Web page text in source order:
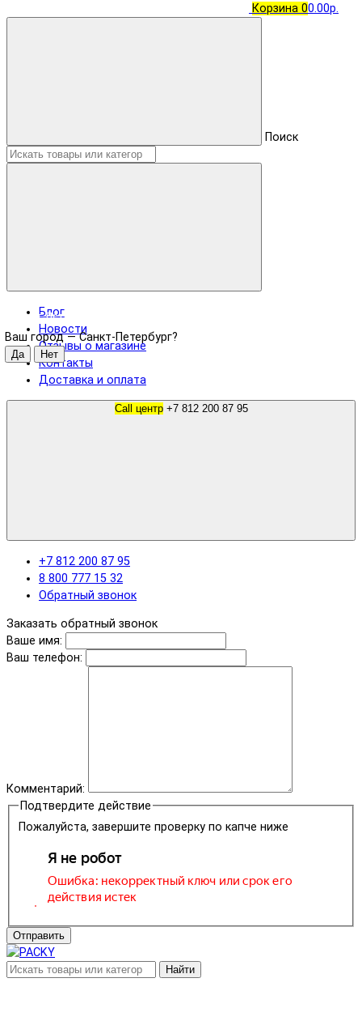
Корзина 00.00р.
Поиск
Санкт-Петербург
Ваш город —Санкт-Петербург?
Блог
Новости
Отзывы о магазине
Контакты
Доставка и оплата
Call центр +7 812 200 87 95
+7 812 200 87 95
8 800 777 15 32
Обратный звонок
Заказать обратный звонок
Ваше имя:
Ваш телефон:
Комментарий:
Подтвердите действие
Пожалуйста, завершите проверку по капче ниже
Отправить
Найти